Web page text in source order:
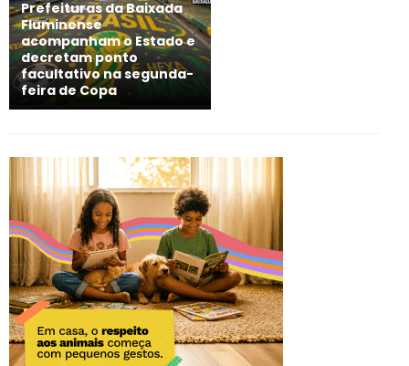
Prefeituras da Baixada
Fluminense
acompanham o Estado e
decretam ponto
facultativo na segunda-
feira de Copa